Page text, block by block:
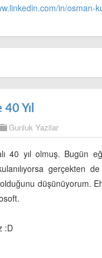
in/osman-
Yıl
Gunluk Yazilar
40 yıl olmuş. Bugün
gerçekten
düşünüyorum.
:D